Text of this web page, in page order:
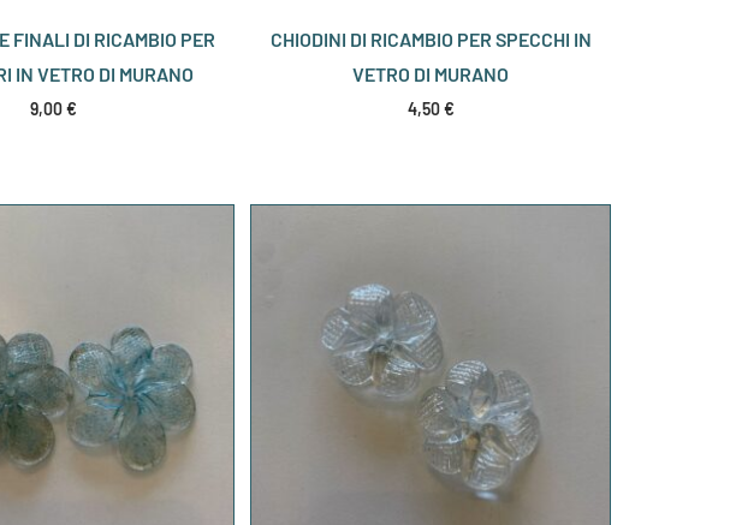
FINALI DI RICAMBIO PER
IN VETRO DI MURANO
9,00€
CHIODINI DI RICAMBIO PER SPECCHI IN
VETRO DI MURANO
4,50€